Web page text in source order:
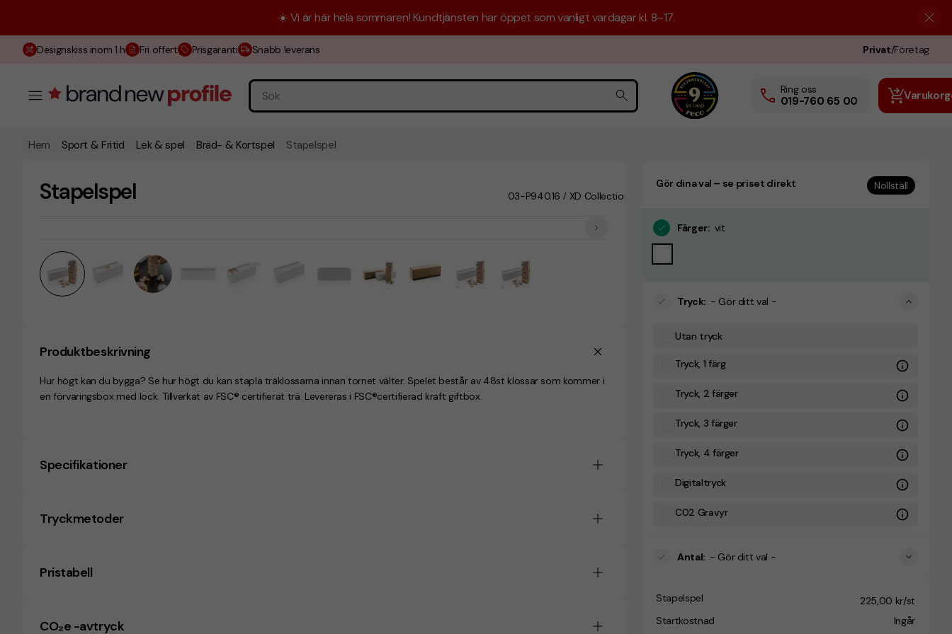
☀️ Vi är här hela sommaren! Kundtjänsten har öppet som vanligt vardagar kl. 8–17.
Designskiss inom 1 h Fri offert Prisgaranti Snabb leverans Privat/Företag
Ring oss
019-760 65 00
Hem Sport & Fritid Lek & spel Bräd- & Kortspel Stapelspel
Stapelspel 03-P940.16 / XD Collection
Produktbeskrivning
Hur högt kan du bygga? Se hur högt du kan stapla träklossarna innan tornet välter. Spelet består av 48st klossar som kommer i
en förvaringsbox med lock. Tillverkat av FSC® certifierat trä. Levereras i FSC®certifierad kraft giftbox.
Specifikationer
Tryckmetoder
Pristabell
CO₂e -avtryck
Gör dina val – se priset direkt Nollställ
Färger: vit
Tryck: - Gör ditt val -
Utan tryck
Tryck, 1 färg
Tryck, 2 färger
Tryck, 3 färger
Tryck, 4 färger
Digitaltryck
C02 Gravyr
Antal: - Gör ditt val -
Stapelspel
225,00 kr/st
Startkostnad
Ingår